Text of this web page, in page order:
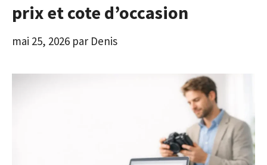
prix et cote d’occasion
mai 25, 2026 par Denis